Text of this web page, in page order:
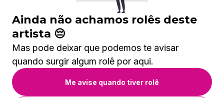
Ainda não achamos rolês deste
artista 😔
Mas pode deixar que podemos te avisar
quando surgir algum rolê por aqui.
Me avise quando tiver rolê